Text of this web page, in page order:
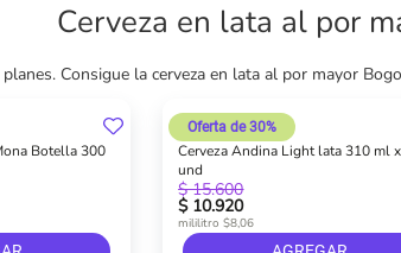
Cerveza en lata al por
Consigue la cerveza en lata al por mayor
Botella 300
Cerveza Andina Light lata 310 ml
und
$ 10.920
$ 15.600
Oferta de 30%
mililitro $8,06